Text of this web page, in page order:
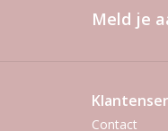
Meld je
Contact